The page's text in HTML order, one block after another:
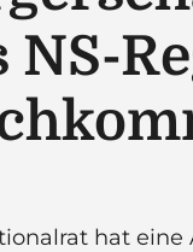
NS-
hat eine